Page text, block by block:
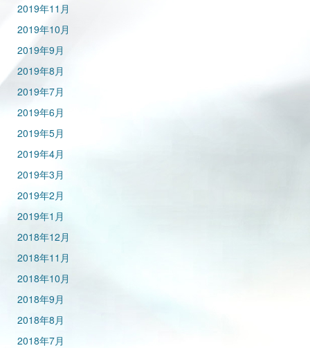
2019年11月
2019年10月
2019年9月
2019年8月
2019年7月
2019年6月
2019年5月
2019年4月
2019年3月
2019年2月
2019年1月
2018年12月
2018年11月
2018年10月
2018年9月
2018年8月
2018年7月